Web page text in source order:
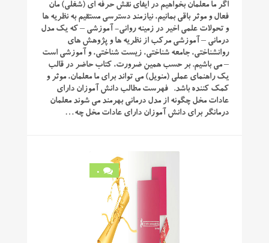
اگر ما معلمان بخواهیم در ایفای نقش حرفه ای (شغلی) مان
فعال و موثر باقی بمانیم، نیازمند دسترسی مستقیم به نظریه ها
و تحولات علمی اخیر در زمینه روانی- آموزشی – که یک مدل
درمانی – آموزشی مرکب از نظریه ها و پژوهش های
روانشناختی، جامعه شناختی، زیست شناختی، و آموزشی است
– می باشیم. بر حسب همین ضرورت، کتاب حاضر در قالب
یک راهنمای عملی (منویل) می تواند برای ما معلمان، موثر و
کمک کننده باشد. فهرست مطالب دانش آموزان دارای
عادات مخل چگونه از مدل درمانی بهرمند می شوند معلمان
درمانگر برای دانش آموزان دارای عادات مخل چه…
0